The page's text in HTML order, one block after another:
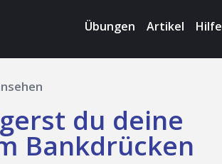
Übungen Artikel Hilfe
du deine
Bankdrücken